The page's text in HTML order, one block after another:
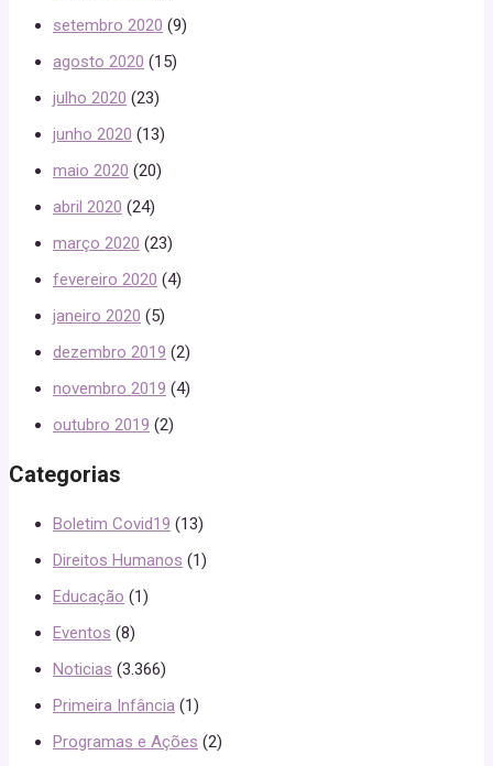
setembro 2020 (9)
agosto 2020 (15)
julho 2020 (23)
junho 2020 (13)
maio 2020 (20)
abril 2020 (24)
março 2020 (23)
fevereiro 2020 (4)
janeiro 2020 (5)
dezembro 2019 (2)
novembro 2019 (4)
outubro 2019 (2)
Categorias
Boletim Covid19 (13)
Direitos Humanos (1)
Educação (1)
Eventos (8)
Noticias (3.366)
Primeira Infância (1)
Programas e Ações (2)